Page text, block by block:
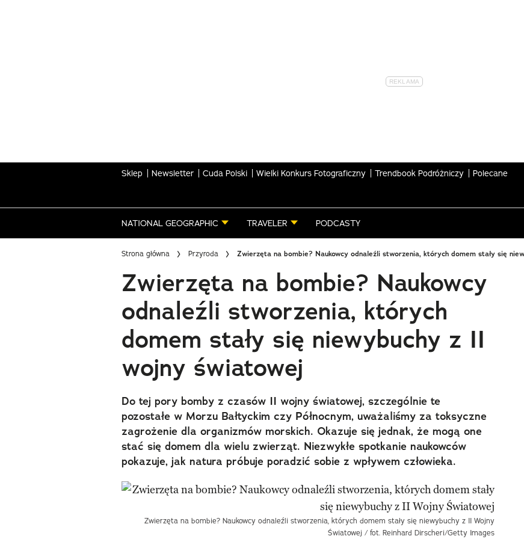
Sklep Newsletter Cuda Polski Wielki Konkurs Fotograficzny Trendbook Podróżniczy Polecane
NATIONAL GEOGRAPHIC TRAVELER PODCASTY
Strona główna Przyroda Zwierzęta na bombie? Naukowcy odnaleźli stworzenia, których domem stały się
Zwierzęta na bombie? Naukowcy
odnaleźli stworzenia, których
domem stały się niewybuchy z II
wojny światowej
Do tej pory bomby z czasów II wojny światowej, szczególnie te
pozostałe w Morzu Bałtyckim czy Północnym, uważaliśmy za toksyczne
zagrożenie dla organizmów morskich. Okazuje się jednak, że mogą one
stać się domem dla wielu zwierząt. Niezwykłe spotkanie naukowców
pokazuje, jak natura próbuje poradzić sobie z wpływem człowieka.
Zwierzęta na bombie? Naukowcy odnaleźli stworzenia, których domem stały się niewybuchy z II Wojny
Światowej / fot. Reinhard Dirscheri/Getty Images